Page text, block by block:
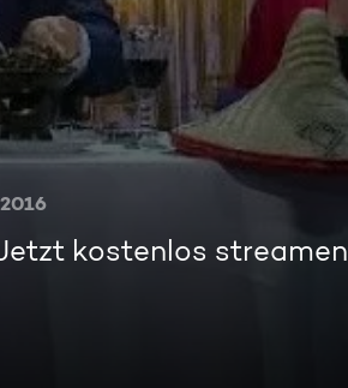
Das Duell vom 04.04.2016
kostenlos streamen